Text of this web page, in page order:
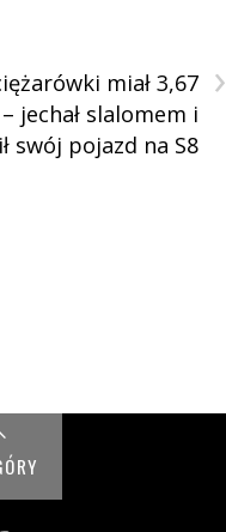
›
miał 3,67
jechał slalomem i
swój pojazd na S8